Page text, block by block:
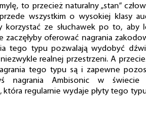
to przecież naturalny „stan”
wszystkim o wysokiej klasy
korzystać ze słuchawek po to, aby
zaczęłyby oferować nagrania
tego typu pozwalają wydobyć
niezwykle realnej przestrzeni. A
tego typu są i zapewne
nagrania Ambisonic w świecie
która regularnie wydaje płyty tego